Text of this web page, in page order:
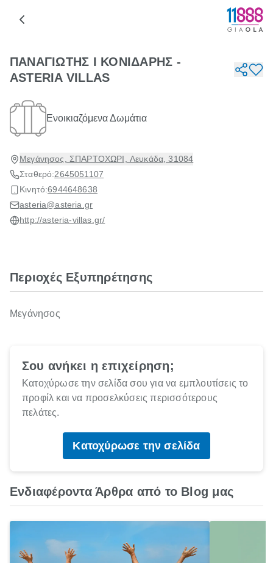
ΠΑΝΑΓΙΩΤΗΣ Ι ΚΟΝΙΔΑΡΗΣ -
ASTERIA VILLAS
Ενοικιαζόμενα Δωμάτια
Μεγάνησος, ΣΠΑΡΤΟΧΩΡΙ, Λευκάδα, 31084
Σταθερό:2645051107
Κινητό:6944648638
asteria@asteria.gr
http://asteria-villas.gr/
Περιοχές Εξυπηρέτησης
Μεγάνησος
Σου ανήκει η επιχείρηση;
Κατοχύρωσε την σελίδα σου για να εμπλουτίσεις το
προφίλ και να προσελκύσεις περισσότερους
πελάτες.
Κατοχύρωσε την σελίδα
Ενδιαφέροντα Άρθρα από το Blog μας